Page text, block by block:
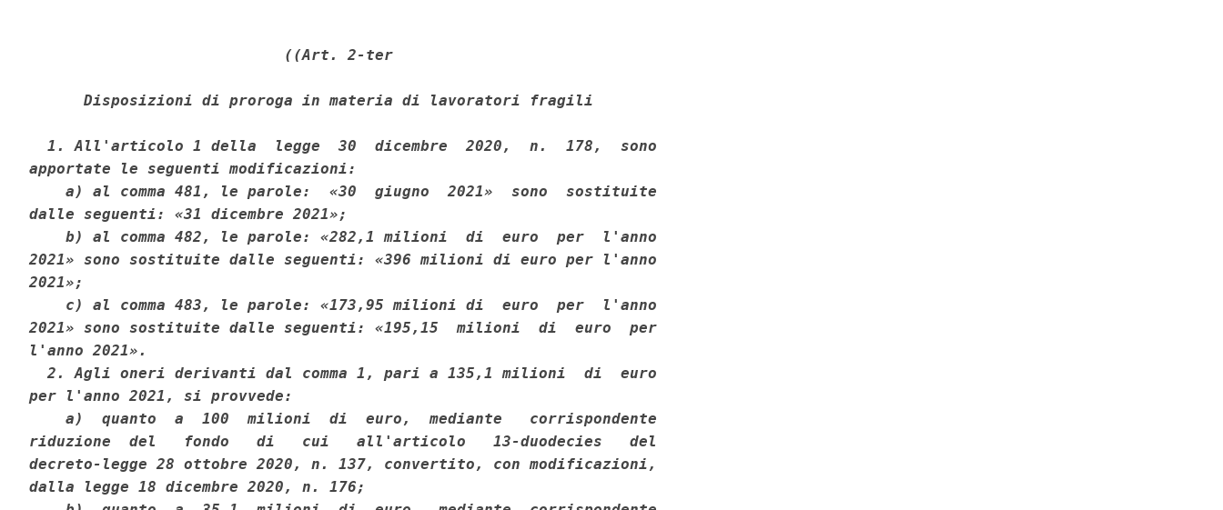
((Art. 2-ter
      Disposizioni di proroga in materia di lavoratori fragili
  1. All'articolo 1 della  legge  30  dicembre  2020,  n.  178,  sono
apportate le seguenti modificazioni:
    a) al comma 481, le parole:  «30  giugno  2021»  sono  sostituite
dalle seguenti: «31 dicembre 2021»;
    b) al comma 482, le parole: «282,1 milioni  di  euro  per  l'anno
2021» sono sostituite dalle seguenti: «396 milioni di euro per l'anno
2021»;
    c) al comma 483, le parole: «173,95 milioni di  euro  per  l'anno
2021» sono sostituite dalle seguenti: «195,15  milioni  di  euro  per
l'anno 2021».
  2. Agli oneri derivanti dal comma 1, pari a 135,1 milioni  di  euro
per l'anno 2021, si provvede:
    a)  quanto  a  100  milioni  di  euro,  mediante   corrispondente
riduzione  del   fondo   di   cui   all'articolo   13-duodecies   del
decreto-legge 28 ottobre 2020, n. 137, convertito, con modificazioni,
dalla legge 18 dicembre 2020, n. 176;